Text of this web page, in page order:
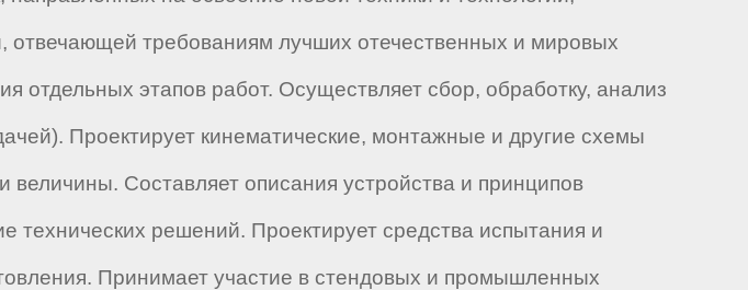
отвечающей требованиям лучших отечественных и мировых
этапов работ. Осуществляет сбор, обработку, анализ
Проектирует кинематические, монтажные и другие схемы
Составляет описания устройства и принципов
технических решений. Проектирует средства испытания и
Принимает участие в стендовых и промышленных